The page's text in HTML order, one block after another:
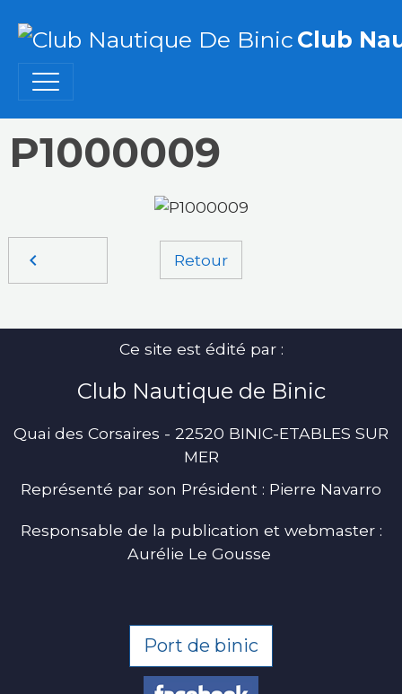
Club
P1000009
Retour
Ce site est édité par :
Club Nautique de Binic
Quai des Corsaires - 22520 BINIC-ETABLES SUR
MER
Représenté par son Président : Pierre Navarro
Responsable de la publication et webmaster :
Aurélie Le Gousse
Port de binic